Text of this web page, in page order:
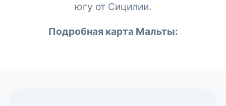
югу от Сицилии.
Подробная карта Мальты: